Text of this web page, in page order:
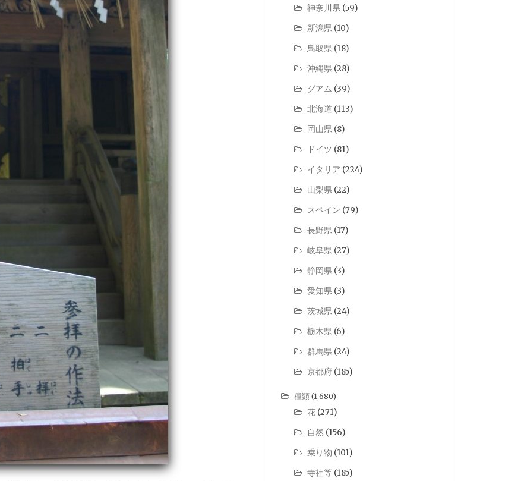
神奈川県 (59)
新潟県 (10)
鳥取県 (18)
沖縄県 (28)
グアム (39)
北海道 (113)
岡山県 (8)
ドイツ (81)
イタリア (224)
山梨県 (22)
スペイン (79)
長野県 (17)
岐阜県 (27)
静岡県 (3)
愛知県 (3)
茨城県 (24)
栃木県 (6)
群馬県 (24)
京都府 (185)
種類(1,680)
花 (271)
自然 (156)
乗り物 (101)
寺社等 (185)